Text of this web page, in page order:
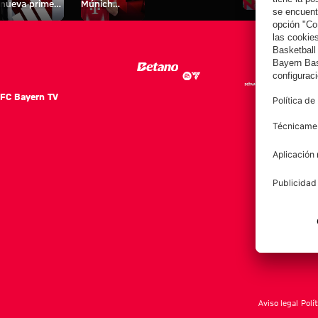
nueva primera
equipación
Múnich
Tarjetas de
personal para
FC Bayern TV
FC
Equipo
Afición
Aviso legal